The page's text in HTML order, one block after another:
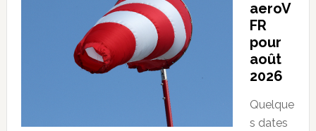
aeroV
FR
pour
août
2026
Quelque
s dates